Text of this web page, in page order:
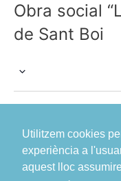
Utilitzem cookies
experiència a
aquest lloc
Obra social
de Sant Boi